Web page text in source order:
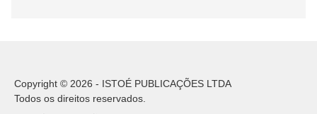
Copyright © 2026 - ISTOÉ PUBLICAÇÕES LTDA
Todos os direitos reservados.